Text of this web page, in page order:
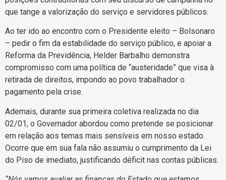
que tange a valorização do serviço e servidores públicos.
Ao ter ido ao encontro com o Presidente eleito – Bolsonaro
– pedir o fim da estabilidade do serviço público, e apoiar a
Reforma da Previdência, Helder Barbalho demonstra
compromisso com uma política de “austeridade” que visa à
retirada de direitos, impondo ao povo trabalhador o
pagamento pela crise.
Ademais, durante sua primeira coletiva realizada no dia
02/01, o Governador abordou como pretende se posicionar
em relação aos temas mais sensíveis em nosso estado.
Ocorre que em sua fala não assumiu o cumprimento da Lei
do Piso de imediato, justificando déficit nas contas públicas.